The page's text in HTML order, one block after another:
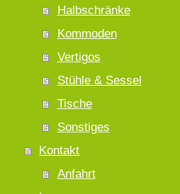
Halbschränke
Kommoden
Vertigos
Stühle & Sessel
Tische
Sonstiges
Kontakt
Anfahrt